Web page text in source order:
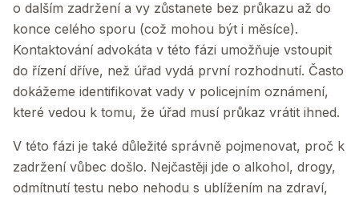
o dalším zadržení a vy zůstanete bez průkazu až do
konce celého sporu (což mohou být i měsíce).
Kontaktování advokáta v této fázi umožňuje vstoupit
do řízení dříve, než úřad vydá první rozhodnutí. Často
dokážeme identifikovat vady v policejním oznámení,
které vedou k tomu, že úřad musí průkaz vrátit ihned.
V této fázi je také důležité správně pojmenovat, proč k
zadržení vůbec došlo. Nejčastěji jde o alkohol, drogy,
odmítnutí testu nebo nehodu s ublížením na zdraví,